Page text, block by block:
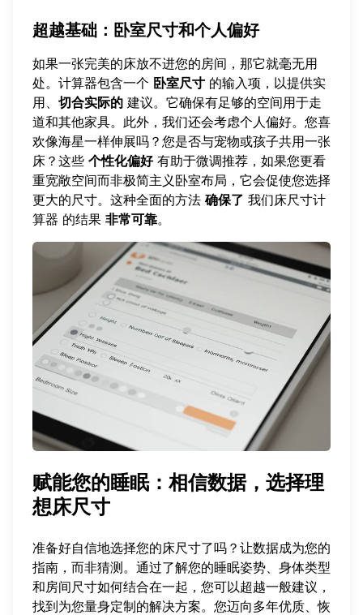
超越基础：卧室尺寸和个人偏好
如果一张完美的床放不进您的房间，那它就毫无用
处。计算器包含一个 卧室尺寸 的输入项，以提供实
用、 切合实际的 建议。它确保有足够的空间用于走
道和其他家具。此外，我们还会考虑个人偏好。您喜
欢像海星一样伸展吗？您是否与宠物或孩子共用一张
床？这些 个性化偏好有助于微调推荐，如果您更看
重宽敞空间而非极简主义卧室布局，它会促使您选择
更大的尺寸。这种全面的方法 确保了 我们床尺寸计
算器 的结果 非常可靠。
赋能您的睡眠：相信数据，选择理
想床尺寸
准备好自信地选择您的床尺寸了吗？让数据成为您的
指南，而非猜测。通过了解您的睡眠姿势、身体类型
和房间尺寸如何结合在一起，您可以超越一般建议，
找到为您量身定制的解决方案。您迈向多年优质、恢